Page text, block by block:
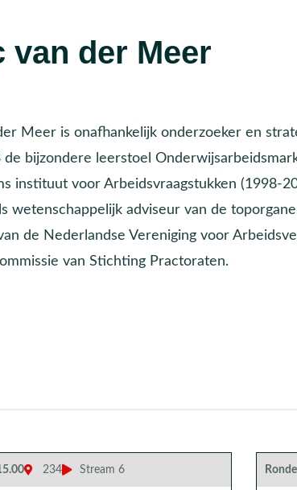
van der Meer
Meer is onafhankelijk onderzoeker en
de bijzondere leerstoel
instituut voor Arbeidsvraagstukken (1998-
wetenschappelijk adviseur van de
de Nederlandse Vereniging voor
van Stichting Practoraten.
234 Stream 6